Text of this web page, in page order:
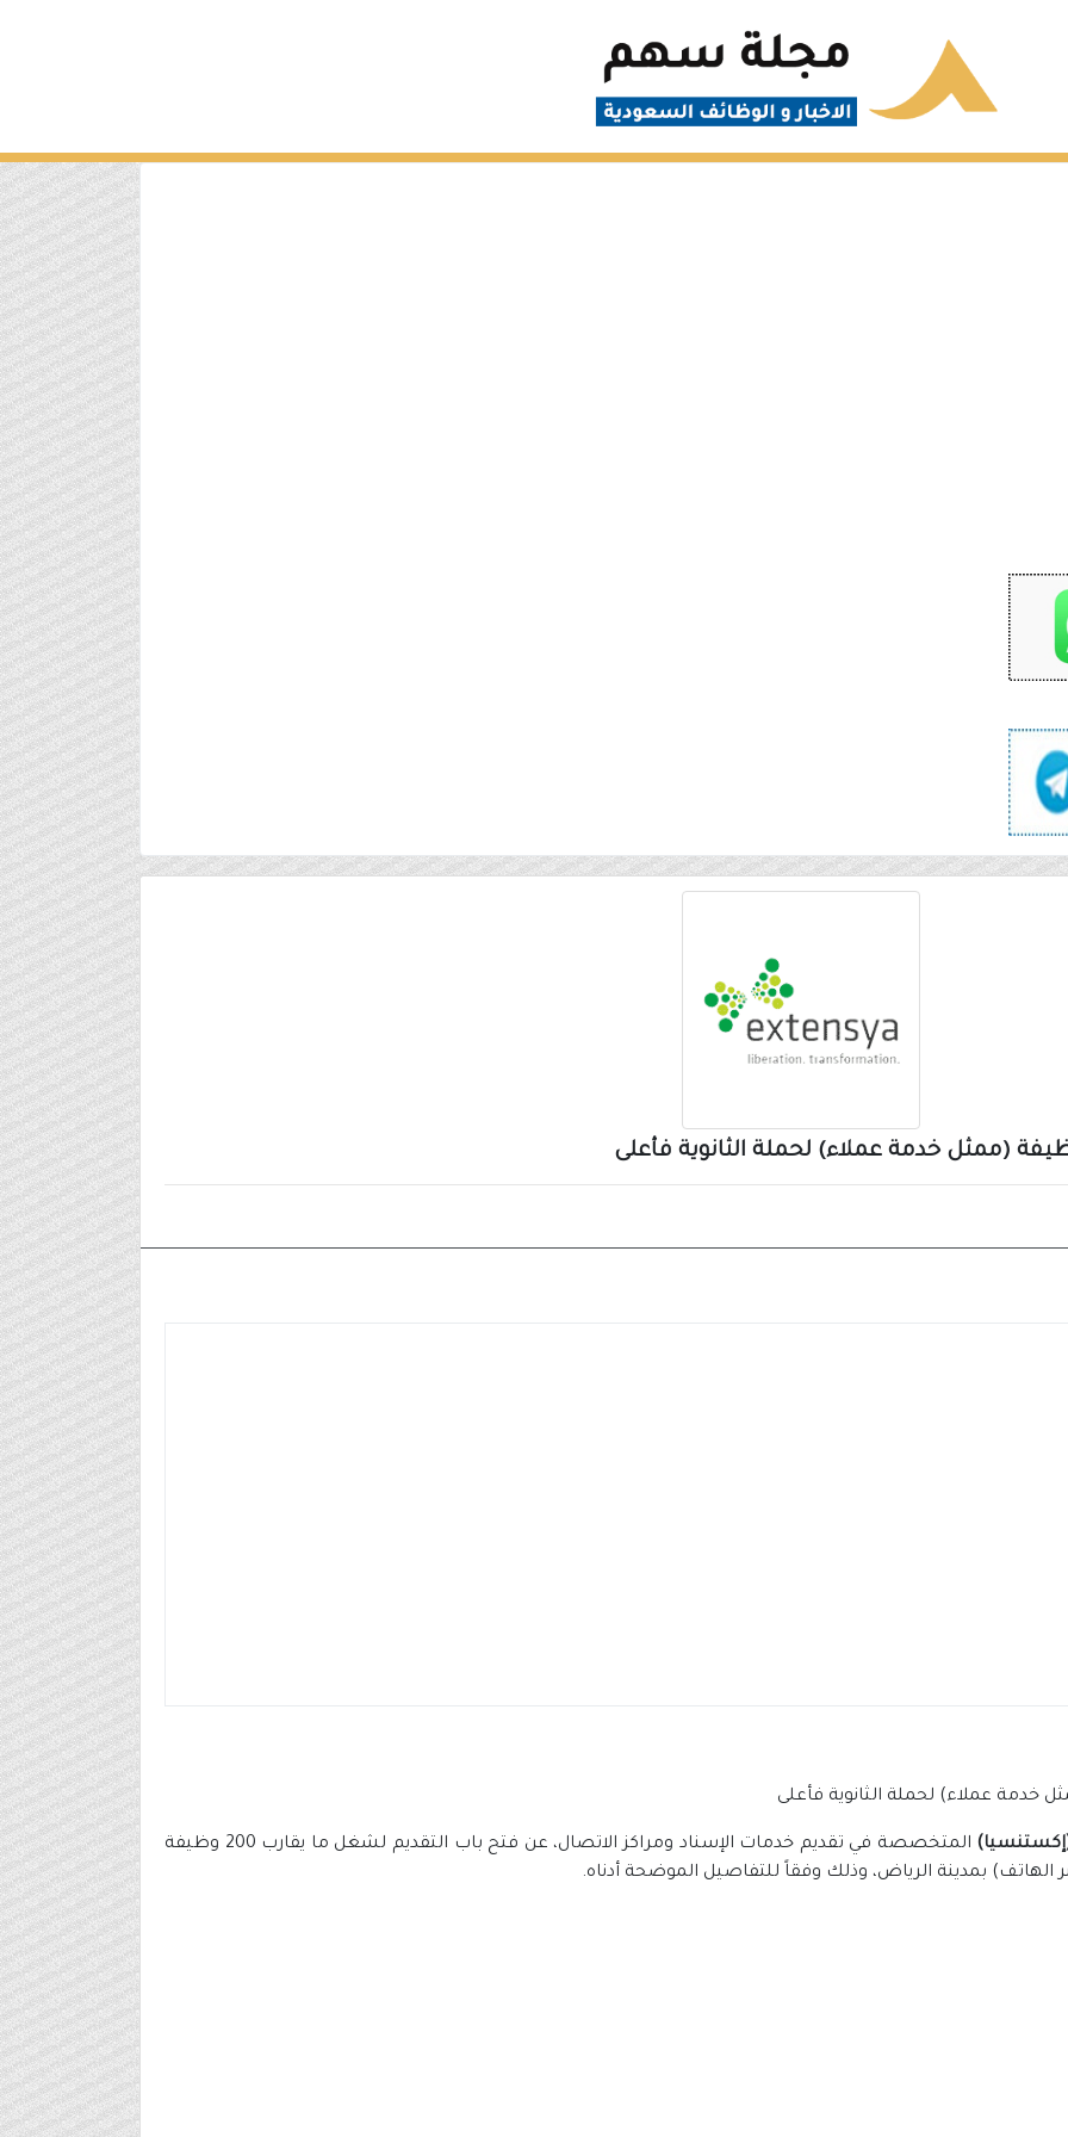
(إكستنسيا)
المتخصصة في تقديم خدمات الإسناد ومراكز الاتصال، عن فتح باب التقديم لشغل ما يقارب 200 وظيفة
بمدينة الرياض، وذلك وفقاً للتفاصيل الموضحة أدناه.